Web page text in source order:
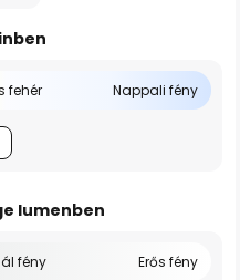
fehér Nappali fény
lumenben
fény Erős fény